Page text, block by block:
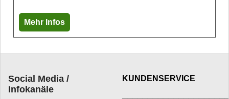
Mehr Infos
Social Media /
Infokanäle
KUNDENSERVICE